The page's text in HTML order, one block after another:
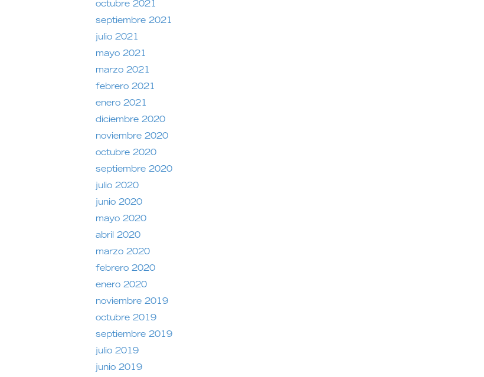
octubre 2021
septiembre 2021
julio 2021
mayo 2021
marzo 2021
febrero 2021
enero 2021
diciembre 2020
noviembre 2020
octubre 2020
septiembre 2020
julio 2020
junio 2020
mayo 2020
abril 2020
marzo 2020
febrero 2020
enero 2020
noviembre 2019
octubre 2019
septiembre 2019
julio 2019
junio 2019